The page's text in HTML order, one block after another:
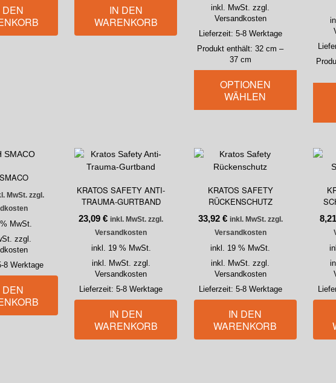
DEN
IN DEN
WARENKORB
inkl. MwSt. zzgl.
Versandkosten
Lieferzeit: 5-8 Werktage
Produkt enthält: 32cm –
37 cm
OPTIONEN
WÄHLEN
MwSt. zzgl.
MwSt.
zzgl.
8 Werktage
DEN
KRATOS SAFETY ANTI-
TRAUMA-GURTBAND
23,09€ inkl. MwSt. zzgl.
Versandkosten
inkl. 19 % MwSt.
inkl. MwSt. zzgl.
Versandkosten
Lieferzeit:5-8 Werktage
IN DEN
WARENKORB
KRATOS SAFETY
RÜCKENSCHUTZ
33,92 € inkl. MwSt. zzgl.
Versandkosten
inkl. 19 % MwSt.
inkl. MwSt. zzgl.
Versandkosten
Lieferzeit: 5-8 Werktage
IN DEN
WARENKORB
8,21